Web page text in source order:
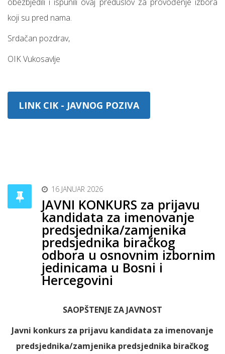
koji su pred nama.
Srdačan pozdrav,
OIK Vukosavlje
LINK CIK - JAVNOG POZIVA
16 JANUAR 2026
JAVNI KONKURS za prijavu
kandidata za imenovanje
predsjednika/zamjenika
predsjednika biračkog
odbora u osnovnim izbornim
jedinicama u Bosni i
Hercegovini
SAOPŠTENJE ZA JAVNOST
Javni konkurs za prijavu kandidata za imenovanje
predsjednika/zamjenika predsjednika biračkog